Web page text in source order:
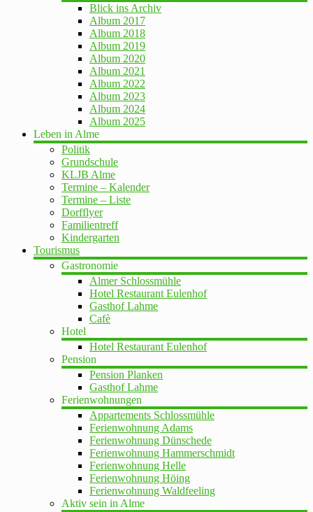
Blick ins Archiv
Album 2017
Album 2018
Album 2019
Album 2020
Album 2021
Album 2022
Album 2023
Album 2024
Album 2025
Leben in Alme
Politik
Grundschule
KLJB Alme
Termine – Kalender
Termine – Liste
Dorfflyer
Familientreff
Kindergarten
Tourismus
Gastronomie
Almer Schlossmühle
Hotel Restaurant Eulenhof
Gasthof Lahme
Cafè
Hotel
Hotel Restaurant Eulenhof
Pension
Pension Planken
Gasthof Lahme
Ferienwohnungen
Appartements Schlossmühle
Ferienwohnung Adams
Ferienwohnung Dünschede
Ferienwohnung Hammerschmidt
Ferienwohnung Helle
Ferienwohnung Höing
Ferienwohnung Waldfeeling
Aktiv sein in Alme